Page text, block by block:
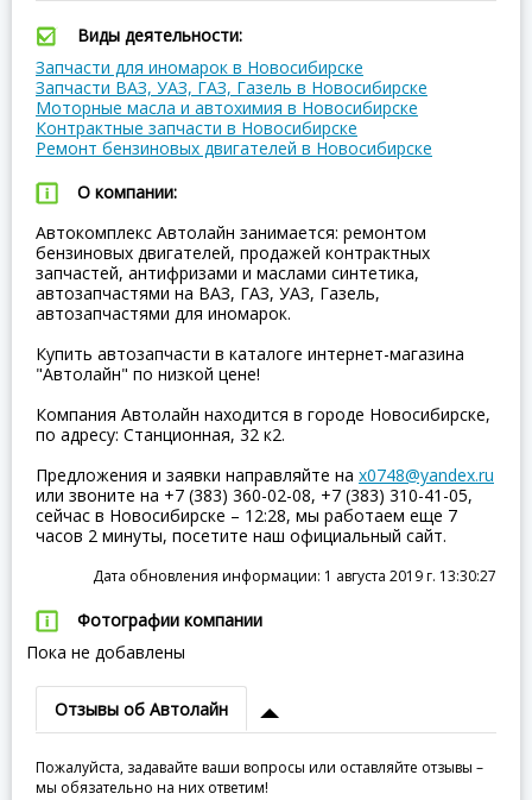
Виды деятельности:
Запчасти для иномарок в Новосибирске
Запчасти ВАЗ, УАЗ, ГАЗ, Газель в Новосибирске
Моторные масла и автохимия в Новосибирске
Контрактные запчасти в Новосибирске
Ремонт бензиновых двигателей в Новосибирске
О компании:
Автокомплекс Автолайн занимается: ремонтом
бензиновых двигателей, продажей контрактных
запчастей, антифризами и маслами синтетика,
автозапчастями на ВАЗ, ГАЗ, УАЗ, Газель,
автозапчастями для иномарок.
Купить автозапчасти в каталоге интернет-магазина
"Автолайн" по низкой цене!
Компания Автолайн находится в городе Новосибирске,
по адресу: Станционная, 32 к2.
Предложения и заявки направляйте на x0748@yandex.ru
или звоните на +7 (383) 360-02-08, +7 (383) 310-41-05,
сейчас в Новосибирске – 12:28, мы работаем еще 7
часов 2 минуты, посетите наш официальный сайт.
Дата обновления информации: 1 августа 2019 г. 13:30:27
Фотографии компании
Пока не добавлены
Отзывы об Автолайн
Пожалуйста, задавайте ваши вопросы или оставляйте отзывы –
мы обязательно на них ответим!